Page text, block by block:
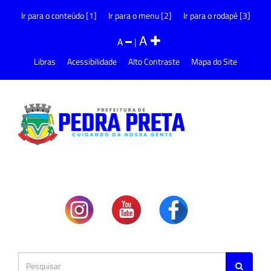
Ir para o conteúdo [1] Ir para o menu [2] Ir para o rodapé [3]
A |A
Libras Acessibilidade Alto Contraste Mapa do Site